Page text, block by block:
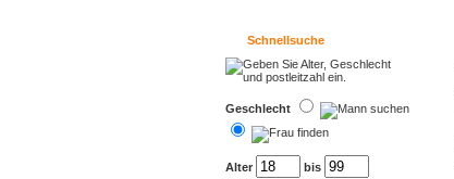
Schnellsuche
Geschlecht
Alter bis